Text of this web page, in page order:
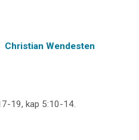
Christian Wendesten
19, kap 5:10-14.